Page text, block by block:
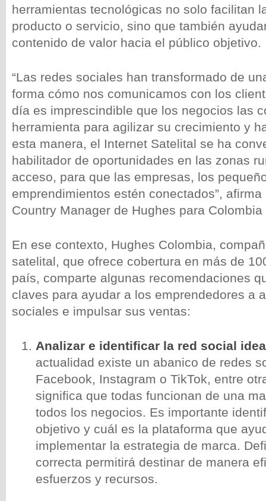
herramientas tecnológicas no solo facilitan
producto o servicio, sino que también
contenido de valor hacia el público objetivo.
“Las redes sociales han transformado de
forma cómo nos comunicamos con los
día es imprescindible que los negocios las
herramienta para agilizar su crecimiento y
esta manera, el Internet Satelital se ha
habilitador de oportunidades en las zonas
acceso, para que las empresas, los
emprendimientos estén conectados”,
Country Manager de Hughes para Colombia
En ese contexto, Hughes Colombia,
satelital, que ofrece cobertura en más de
país, comparte algunas recomendaciones
claves para ayudar a los emprendedores a
sociales e impulsar sus ventas:
Analizar e identificar la red social
actualidad existe un abanico de redes
Facebook, Instagram o TikTok, entre
significa que todas funcionan de una
todos los negocios. Es importante
objetivo y cuál es la plataforma que
implementar la estrategia de marca.
correcta permitirá destinar de manera
esfuerzos y recursos.